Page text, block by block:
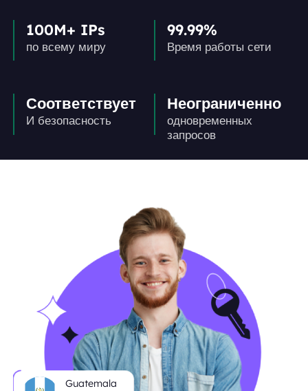
100M+ IPs
по всему миру
99.99%
Время работы сети
Соответствует
И безопасность
Неограниченно
одновременных
запросов
Guatemala